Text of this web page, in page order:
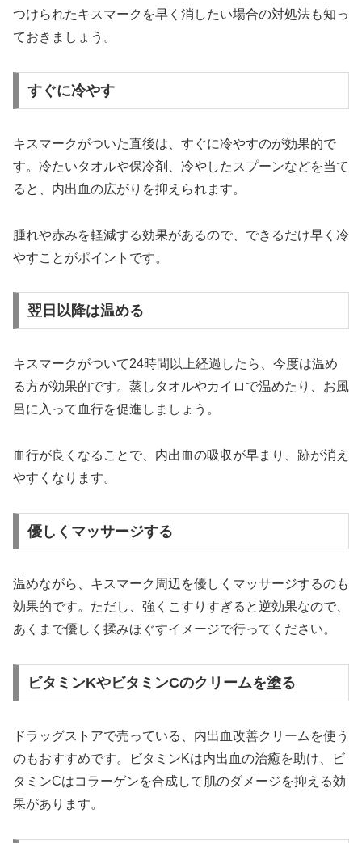
つけられたキスマークを早く消したい場合の対処法も知っ
ておきましょう。
すぐに冷やす
キスマークがついた直後は、すぐに冷やすのが効果的で
す。冷たいタオルや保冷剤、冷やしたスプーンなどを当て
ると、内出血の広がりを抑えられます。
腫れや赤みを軽減する効果があるので、できるだけ早く冷
やすことがポイントです。
翌日以降は温める
キスマークがついて24時間以上経過したら、今度は温め
る方が効果的です。蒸しタオルやカイロで温めたり、お風
呂に入って血行を促進しましょう。
血行が良くなることで、内出血の吸収が早まり、跡が消え
やすくなります。
優しくマッサージする
温めながら、キスマーク周辺を優しくマッサージするのも
効果的です。ただし、強くこすりすぎると逆効果なので、
あくまで優しく揉みほぐすイメージで行ってください。
ビタミンKやビタミンCのクリームを塗る
ドラッグストアで売っている、内出血改善クリームを使う
のもおすすめです。ビタミンKは内出血の治癒を助け、ビ
タミンCはコラーゲンを合成して肌のダメージを抑える効
果があります。